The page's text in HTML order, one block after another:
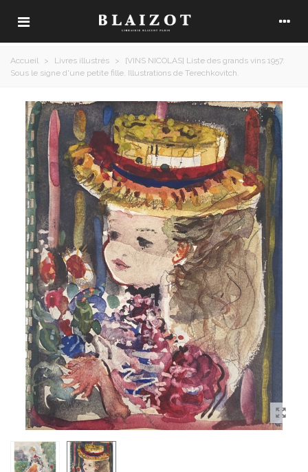
Accueil > Livres illustrés >
[VINS NICOLAS] Liste des grands vins 1957.
Sous le signe d'une petite fille. Illustrations de Terechkovitch.